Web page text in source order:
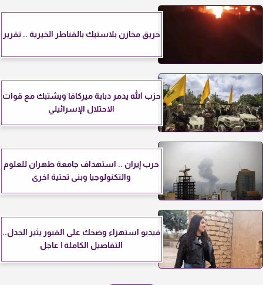
حريق مخازن بلاستيك بالقناطر الخيرية .. تقرير
حزب الله يدمر دبابة ميركافا ويشتبك مع قوات
الاحتلال الإسرائيلي
حرب إيران .. استهداف جامعة طهران للعلوم
والتكنولوجيا وبنى تحتية اخرى
فيديو استهزاء وضحك على القبور يثير الجدل..
التفاصيل الكاملة | عاجل